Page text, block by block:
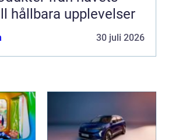
hållbara upplevelser
30 juli 2026